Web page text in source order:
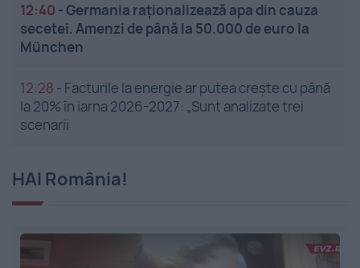
12:40 -Germania raționalizează apa din cauza
secetei. Amenzi de până la 50.000 de euro la
München
12:28 - Facturile la energie ar putea crește cu până
la 20% în iarna 2026-2027: „Sunt analizate trei
scenarii
HAI România!